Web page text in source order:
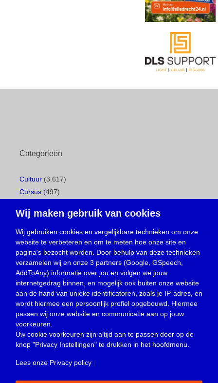
Categorieën
Cultuur (3.617)
Cursus (497)
Gemeentepagina(104)
Ingezonden brief(537)
Media(156)
Nieuws (23.329)
Oproep(734)
Overlijden(39)
Podcast(18)
prijsvraag (5)
Religie (1.438)
Service(226)
Wij maken gebruik van cookies
Wij gebruiken cookies en vergelijkbare technieken om onze
website te verbeteren en om te meten hoe onze site en
pagina's bezocht worden. Door behulp van deze technieken
verzamelen wij en onze 3 partners (Google, GSpeech,
AddToAny) informatie over jou en volgen we jouw
internetgedrag binnen, en mogelijk ook buiten onze website
aan de hand van unieke identificatoren, zoals je IP-adres, en
wordt hiermee een persoonlijk profiel opgebouwd. Hiermee
passen wij onze website en communicatie aan op jouw
voorkeuren.
Uw cookie voorkeuren zijn altijd aan te passen door op de
knop "Privacy Instellingen" te drukken in het hoofdmenu.
Lees onze Privacy policy |